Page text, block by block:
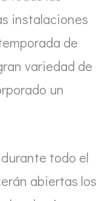
instalaciones
de
variedad de
un
todo el
abiertas los